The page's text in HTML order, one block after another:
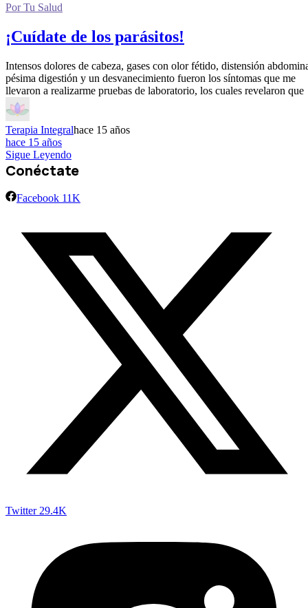
Por Tu Salud
¡Cuídate de los parásitos!
Intensos dolores de cabeza, gases con olor fétido, distensión
pésima digestión y un desvanecimiento fueron los síntomas que me
llevaron a realizarme pruebas de laboratorio, los cuales revelaron que
Terapia Integralhace 15 años
hace 15 años
Sigue Leyendo
Conéctate
Facebook 11K
Twitter 29.4K